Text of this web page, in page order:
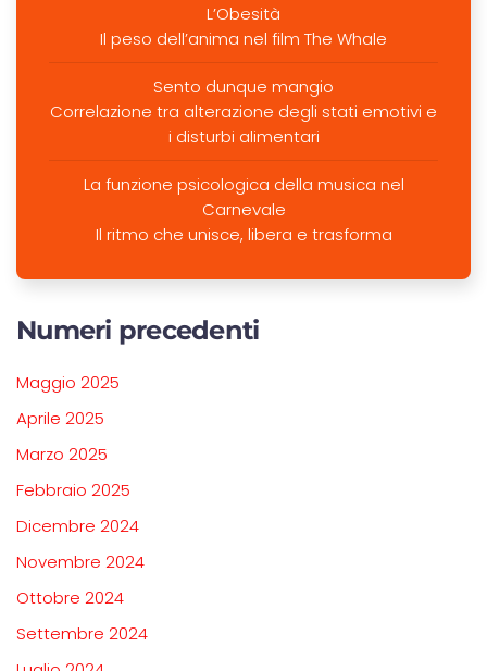
L’Obesità
Il peso dell’anima nel film The Whale
Sento dunque mangio
Correlazione tra alterazione degli stati emotivi e
i disturbi alimentari
La funzione psicologica della musica nel
Carnevale
Il ritmo che unisce, libera e trasforma
Numeri precedenti
Maggio 2025
Aprile 2025
Marzo 2025
Febbraio 2025
Dicembre 2024
Novembre 2024
Ottobre 2024
Settembre 2024